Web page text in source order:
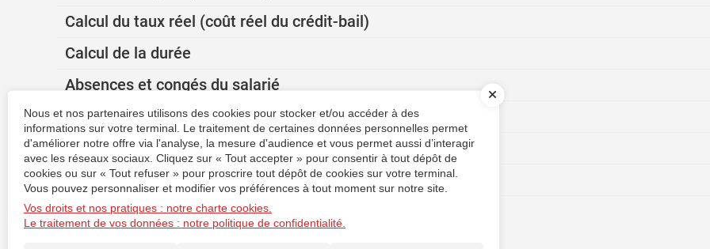
Calcul du taux réel (coût réel du crédit-bail)
Calcul de la durée
Absences et congés du salarié
Correspondance jours ouvrés/jours ouvrables
Seuil de rentabilité (estimation rapide)
Calcul des frais kilométriques : véhicules automobiles
Versement transport
Nous et nos partenaires utilisons des cookies pour stocker et/ou accéder à des
informations sur votre terminal. Le traitement de certaines données personnelles permet
d'améliorer notre offre via l'analyse, la mesure d'audience et vous permet aussi d’interagir
avec les réseaux sociaux. Cliquez sur « Tout accepter » pour consentir à tout dépôt de
cookies ou sur « Tout refuser » pour proscrire tout dépôt de cookies sur votre terminal.
Vous pouvez personnaliser et modifier vos préférences à tout moment sur notre site.
Vos droits et nos pratiques : notre charte cookies.
Le traitement de vos données : notre politique de confidentialité.